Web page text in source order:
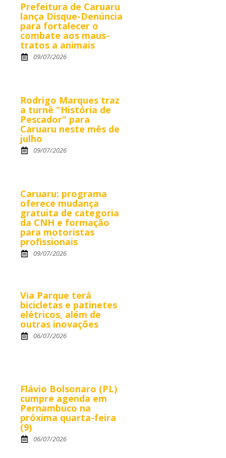
Prefeitura de Caruaru
lança Disque-Denúncia
para fortalecer o
combate aos maus-
tratos a animais
09/07/2026
Rodrigo Marques traz
a turnê "História de
Pescador" para
Caruaru neste mês de
julho
09/07/2026
Caruaru: programa
oferece mudança
gratuita de categoria
da CNH e formação
para motoristas
profissionais
09/07/2026
Via Parque terá
bicicletas e patinetes
elétricos, além de
outras inovações
06/07/2026
Flávio Bolsonaro (PL)
cumpre agenda em
Pernambuco na
próxima quarta-feira
(9)
06/07/2026